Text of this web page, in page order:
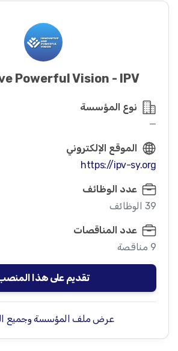
Powerful Vision - IPV
نوع المؤسسة
—
الموقع الإلكتروني
https://ipv-sy.org
عدد الوظائف
39 الوظائف
عدد المناقصات
9 مناقصة
تقديم على هذا
عرض ملف المؤسسة وجميع